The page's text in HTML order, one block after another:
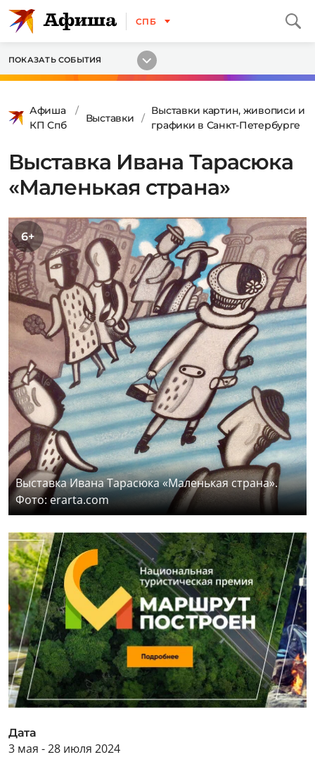
СПБ
ПОКАЗАТЬ СОБЫТИЯ
Афиша
КП Спб
Выставки
Выставки картин, живописи и
графики в Санкт-Петербурге
Выставка Ивана Тарасюка
«Маленькая страна»
6+
Выставка Ивана Тарасюка «Маленькая страна».
Фото: erarta.com
Дата
3 мая - 28 июля 2024